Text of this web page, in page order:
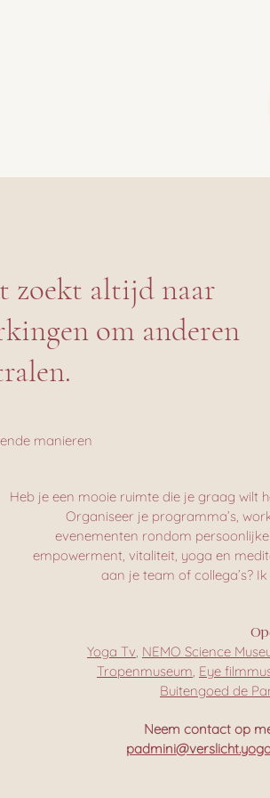
zoekt altijd naar
om anderen
Heb je een mooie ruimte die je graag wilt
Organiseer je programma’s,
evenementen rondom
empowerment, vitaliteit, yoga en
aan je team of collega’s?
Yoga Tv, NEMO Science
Tropenmuseum, Eye
Buitengoed de
manieren
Neem contact op